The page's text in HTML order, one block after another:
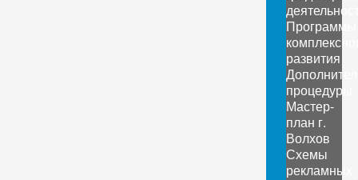
Программы
развития
процедуры
Мастер-
план г.
Волхов
Схемы
рекламных